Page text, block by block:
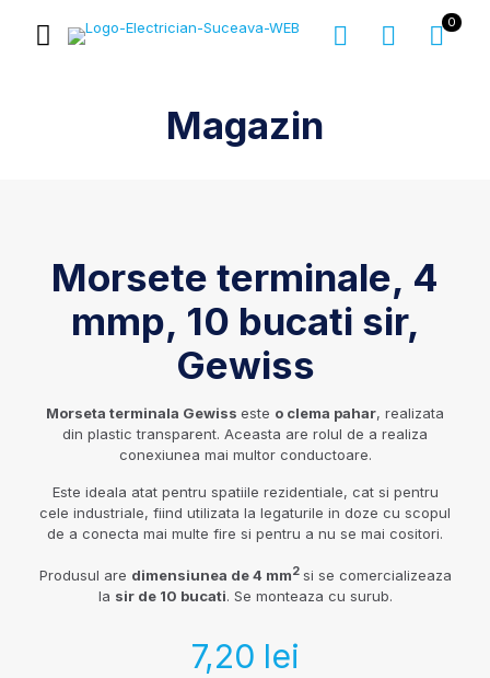
0
Magazin
Morsete terminale, 4
mmp, 10 bucati sir,
Gewiss
Morseta terminala Gewiss este o clema pahar, realizata
din plastic transparent. Aceasta are rolul de a realiza
conexiunea mai multor conductoare.
Este ideala atat pentru spatiile rezidentiale, cat si pentru
cele industriale, fiind utilizata la legaturile in doze cu scopul
de a conecta mai multe fire si pentru a nu se mai cositori.
Produsul are dimensiunea de 4 mm2 si se comercializeaza
la sir de 10 bucati. Se monteaza cu surub.
7,20 lei